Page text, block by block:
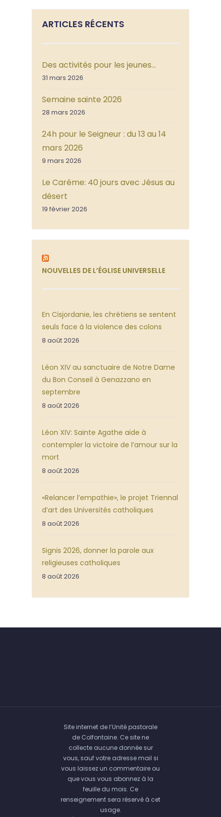
ARTICLES RÉCENTS
Des activités pour les jeunes…
31 mars 2026
Semaine sainte 2026
28 mars 2026
24h pour le Seigneur : du 13 au 14
mars 2026
9 mars 2026
Le Carême: 40 jours avec Jésus au
désert
19 février 2026
NOUVELLES DE L’ÉGLISE UNIVERSELLE
En Cisjordanie, les chrétiens se sentent
seuls face à la violence des colons
8 août 2026
Léon XIV au sanctuaire de Notre Dame
du Bon Conseil à Genazzano en
septembre
8 août 2026
Léon XIV: Sainte Agathe aide à
contempler la victoire de l’amour sur la
mort
8 août 2026
«Relancer l’empathie», le projet Triennal
d’art des Universités catholiques
8 août 2026
Signis 2026, donner la parole aux
religieuses catholiques
8 août 2026
Site internet de l’Unité pastorale
de Colfontaine. Ce site ne
collecte aucune donnée sur
vous, sauf votre adresse mail si
vous laissez un commentaire ou
que vous vous abonnez à la
feuille du mois. Ce
renseignement sera réservé à cet
usage.